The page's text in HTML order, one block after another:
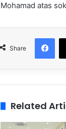
Mohamad atas
Share
Related